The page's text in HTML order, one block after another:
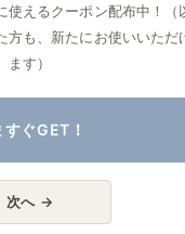
です！
使えるクーポン配布中！（
方も、新たにお使いいただ
ます）
すぐGET！
次へ →